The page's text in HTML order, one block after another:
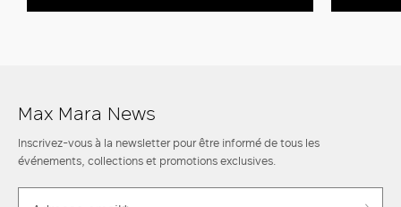
Max Mara News
Inscrivez-vous à la newsletter pour être informé de tous les
événements, collections et promotions exclusives.